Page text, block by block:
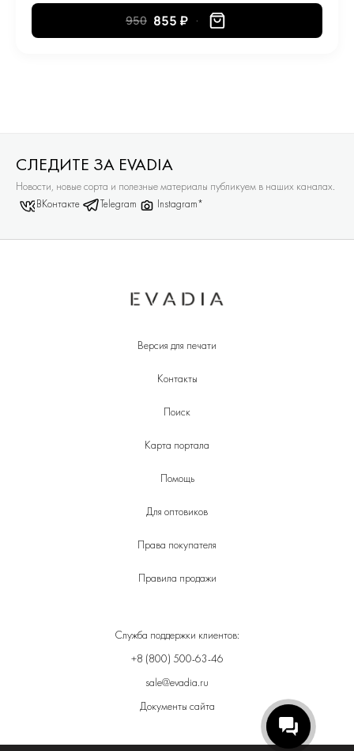
950 855 ₽
СЛЕДИТЕ ЗА EVADIA
Новости, новые сорта и полезные материалы публикуем в наших каналах.
ВКонтакте Telegram Instagram*
Версия для печати
Контакты
Поиск
Карта портала
Помощь
Для оптовиков
Права покупателя
Правила продажи
Служба поддержки клиентов:
+8 (800) 500-63-46
sale@evadia.ru
Документы сайта